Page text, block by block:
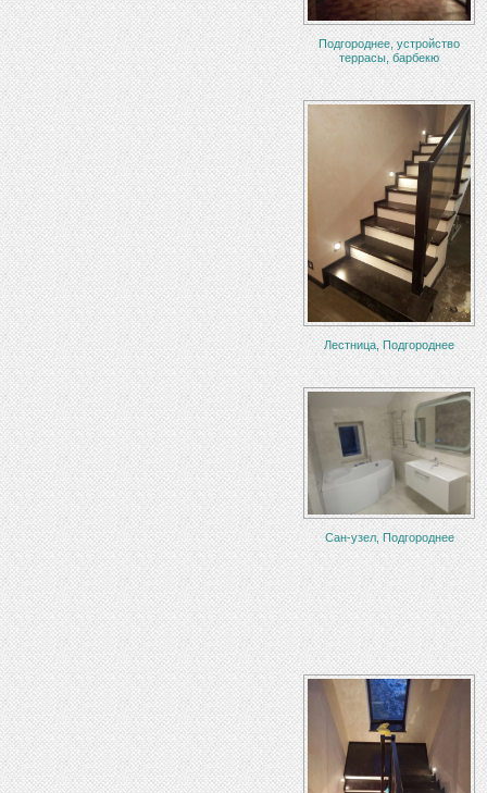
Подгороднее, устройство
террасы, барбекю
Лестница, Подгороднее
Сан-узел, Подгороднее